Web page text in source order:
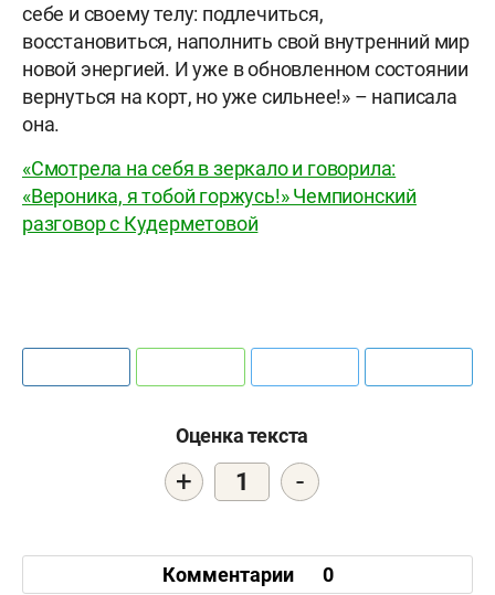
себе и своему телу: подлечиться,
восстановиться, наполнить свой внутренний мир
новой энергией. И уже в обновленном состоянии
вернуться на корт, но уже сильнее!» – написала
она.
«Смотрела на себя в зеркало и говорила:
«Вероника, я тобой горжусь!» Чемпионский
разговор с Кудерметовой
Оценка текста
+ 1 -
Комментарии 0